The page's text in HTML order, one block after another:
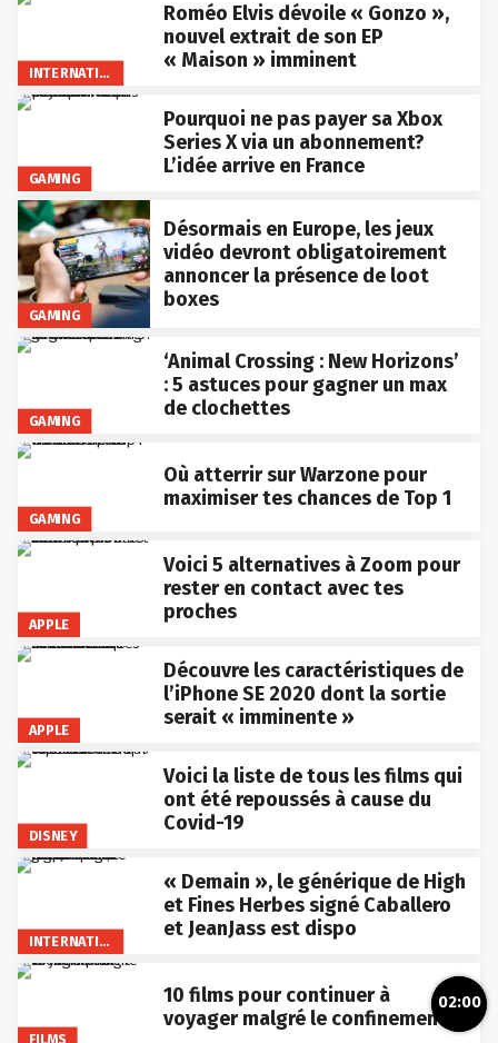
INTERNATIONAL
Roméo Elvis dévoile « Gonzo »,
nouvel extrait de son EP
« Maison » imminent
GAMING
Pourquoi ne pas payer sa Xbox
Series X via un abonnement?
L’idée arrive en France
GAMING
Désormais en Europe, les jeux
vidéo devront obligatoirement
annoncer la présence de loot
boxes
GAMING
‘Animal Crossing : New Horizons’
: 5 astuces pour gagner un max
de clochettes
GAMING
Où atterrir sur Warzone pour
maximiser tes chances de Top 1
APPLE
Voici 5 alternatives à Zoom pour
rester en contact avec tes
proches
APPLE
Découvre les caractéristiques de
l’iPhone SE 2020 dont la sortie
serait « imminente »
DISNEY
Voici la liste de tous les films qui
ont été repoussés à cause du
Covid-19
INTERNATIONAL
« Demain », le générique de High
et Fines Herbes signé Caballero
et JeanJass est dispo
FILMS
10 films pour continuer à
voyager malgré le confinement
02:00